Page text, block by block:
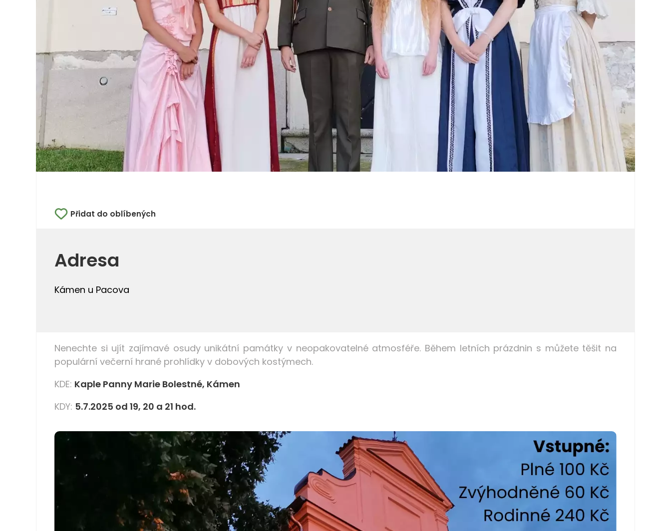
Přidat do oblíbených
Adresa
Kámen u Pacova
Nenechte si ujít zajímavé osudy unikátní památky v neopakovatelné atmosféře. Během letních prázdnin s můžete těšit na
populární večerní hrané prohlídky v dobových kostýmech.
KDE: Kaple Panny Marie Bolestné, Kámen
KDY: 5.7.2025 od 19, 20 a 21 hod.